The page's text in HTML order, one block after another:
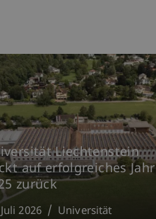
Liechtenstein
auf erfolgreiches Jahr
zurück
2026 Universität